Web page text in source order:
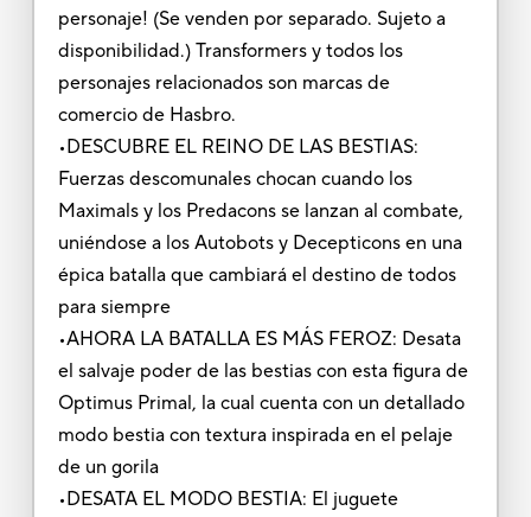
personaje! (Se venden por separado. Sujeto a
disponibilidad.) Transformers y todos los
personajes relacionados son marcas de
comercio de Hasbro.
•DESCUBRE EL REINO DE LAS BESTIAS:
Fuerzas descomunales chocan cuando los
Maximals y los Predacons se lanzan al combate,
uniéndose a los Autobots y Decepticons en una
épica batalla que cambiará el destino de todos
para siempre
•AHORA LA BATALLA ES MÁS FEROZ: Desata
el salvaje poder de las bestias con esta figura de
Optimus Primal, la cual cuenta con un detallado
modo bestia con textura inspirada en el pelaje
de un gorila
•DESATA EL MODO BESTIA: El juguete